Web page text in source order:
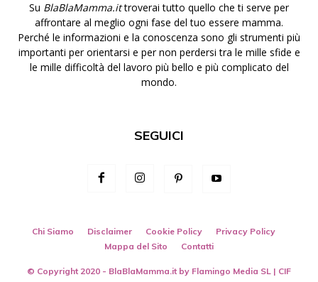
Su BlaBlaMamma.ittroverai tutto quello che ti serve per
affrontare al meglio ogni fase del tuo essere mamma.
Perché le informazioni e la conoscenza sono gli strumenti più
importanti per orientarsi e per non perdersi tra le mille sfide e
le mille difficoltà del lavoro più bello e più complicato del
mondo.
SEGUICI
Chi Siamo Disclaimer Cookie Policy
Privacy Policy
Mappa del Sito
Contatti
© Copyright 2020 - BlaBlaMamma.it by Flamingo Media SL | CIF